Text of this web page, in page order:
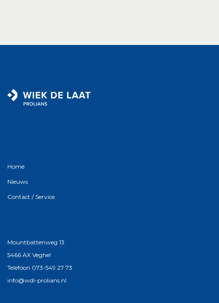
Home
Nieuws
Contact / Service
Mountbattenweg 13
5466 AX Veghel
Telefoon 073-549 27 73
info@wdl-prolians.nl